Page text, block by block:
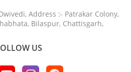
Address :- Patrakar Colony,
Bilaspur, Chattisgarh,
US